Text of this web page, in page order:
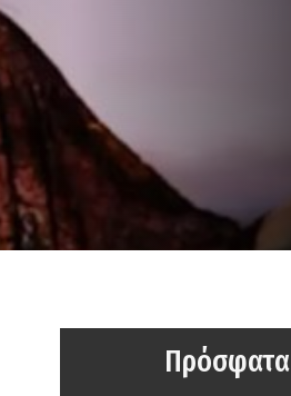
Πρόσφατα